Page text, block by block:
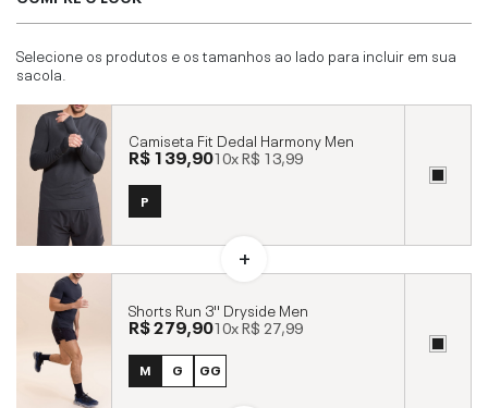
Selecione os produtos e os tamanhos ao lado para incluir em sua
sacola.
Camiseta Fit Dedal Harmony Men
R$ 139,9010xR$ 13,99
P
Shorts Run 3'' Dryside Men
R$ 279,9010xR$ 27,99
M G GG